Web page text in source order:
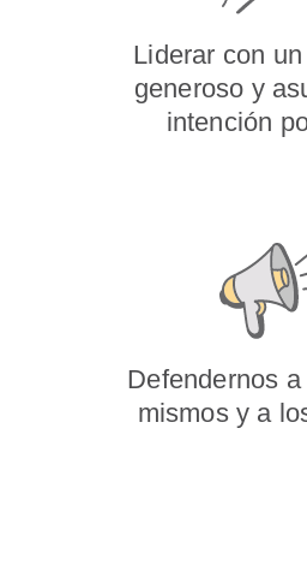
Liderar con
generoso y
intención
Defendernos
mismos y a